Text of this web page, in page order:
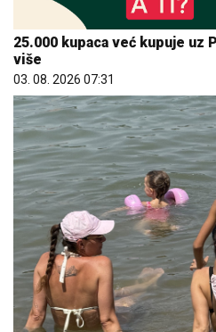
25.000 kupaca već kupuje uz
više
03. 08. 2026 07:31